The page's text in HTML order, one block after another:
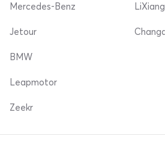
Mercedes-Benz
Jetour
LiXiang
BMW
Leapmotor
Zeekr